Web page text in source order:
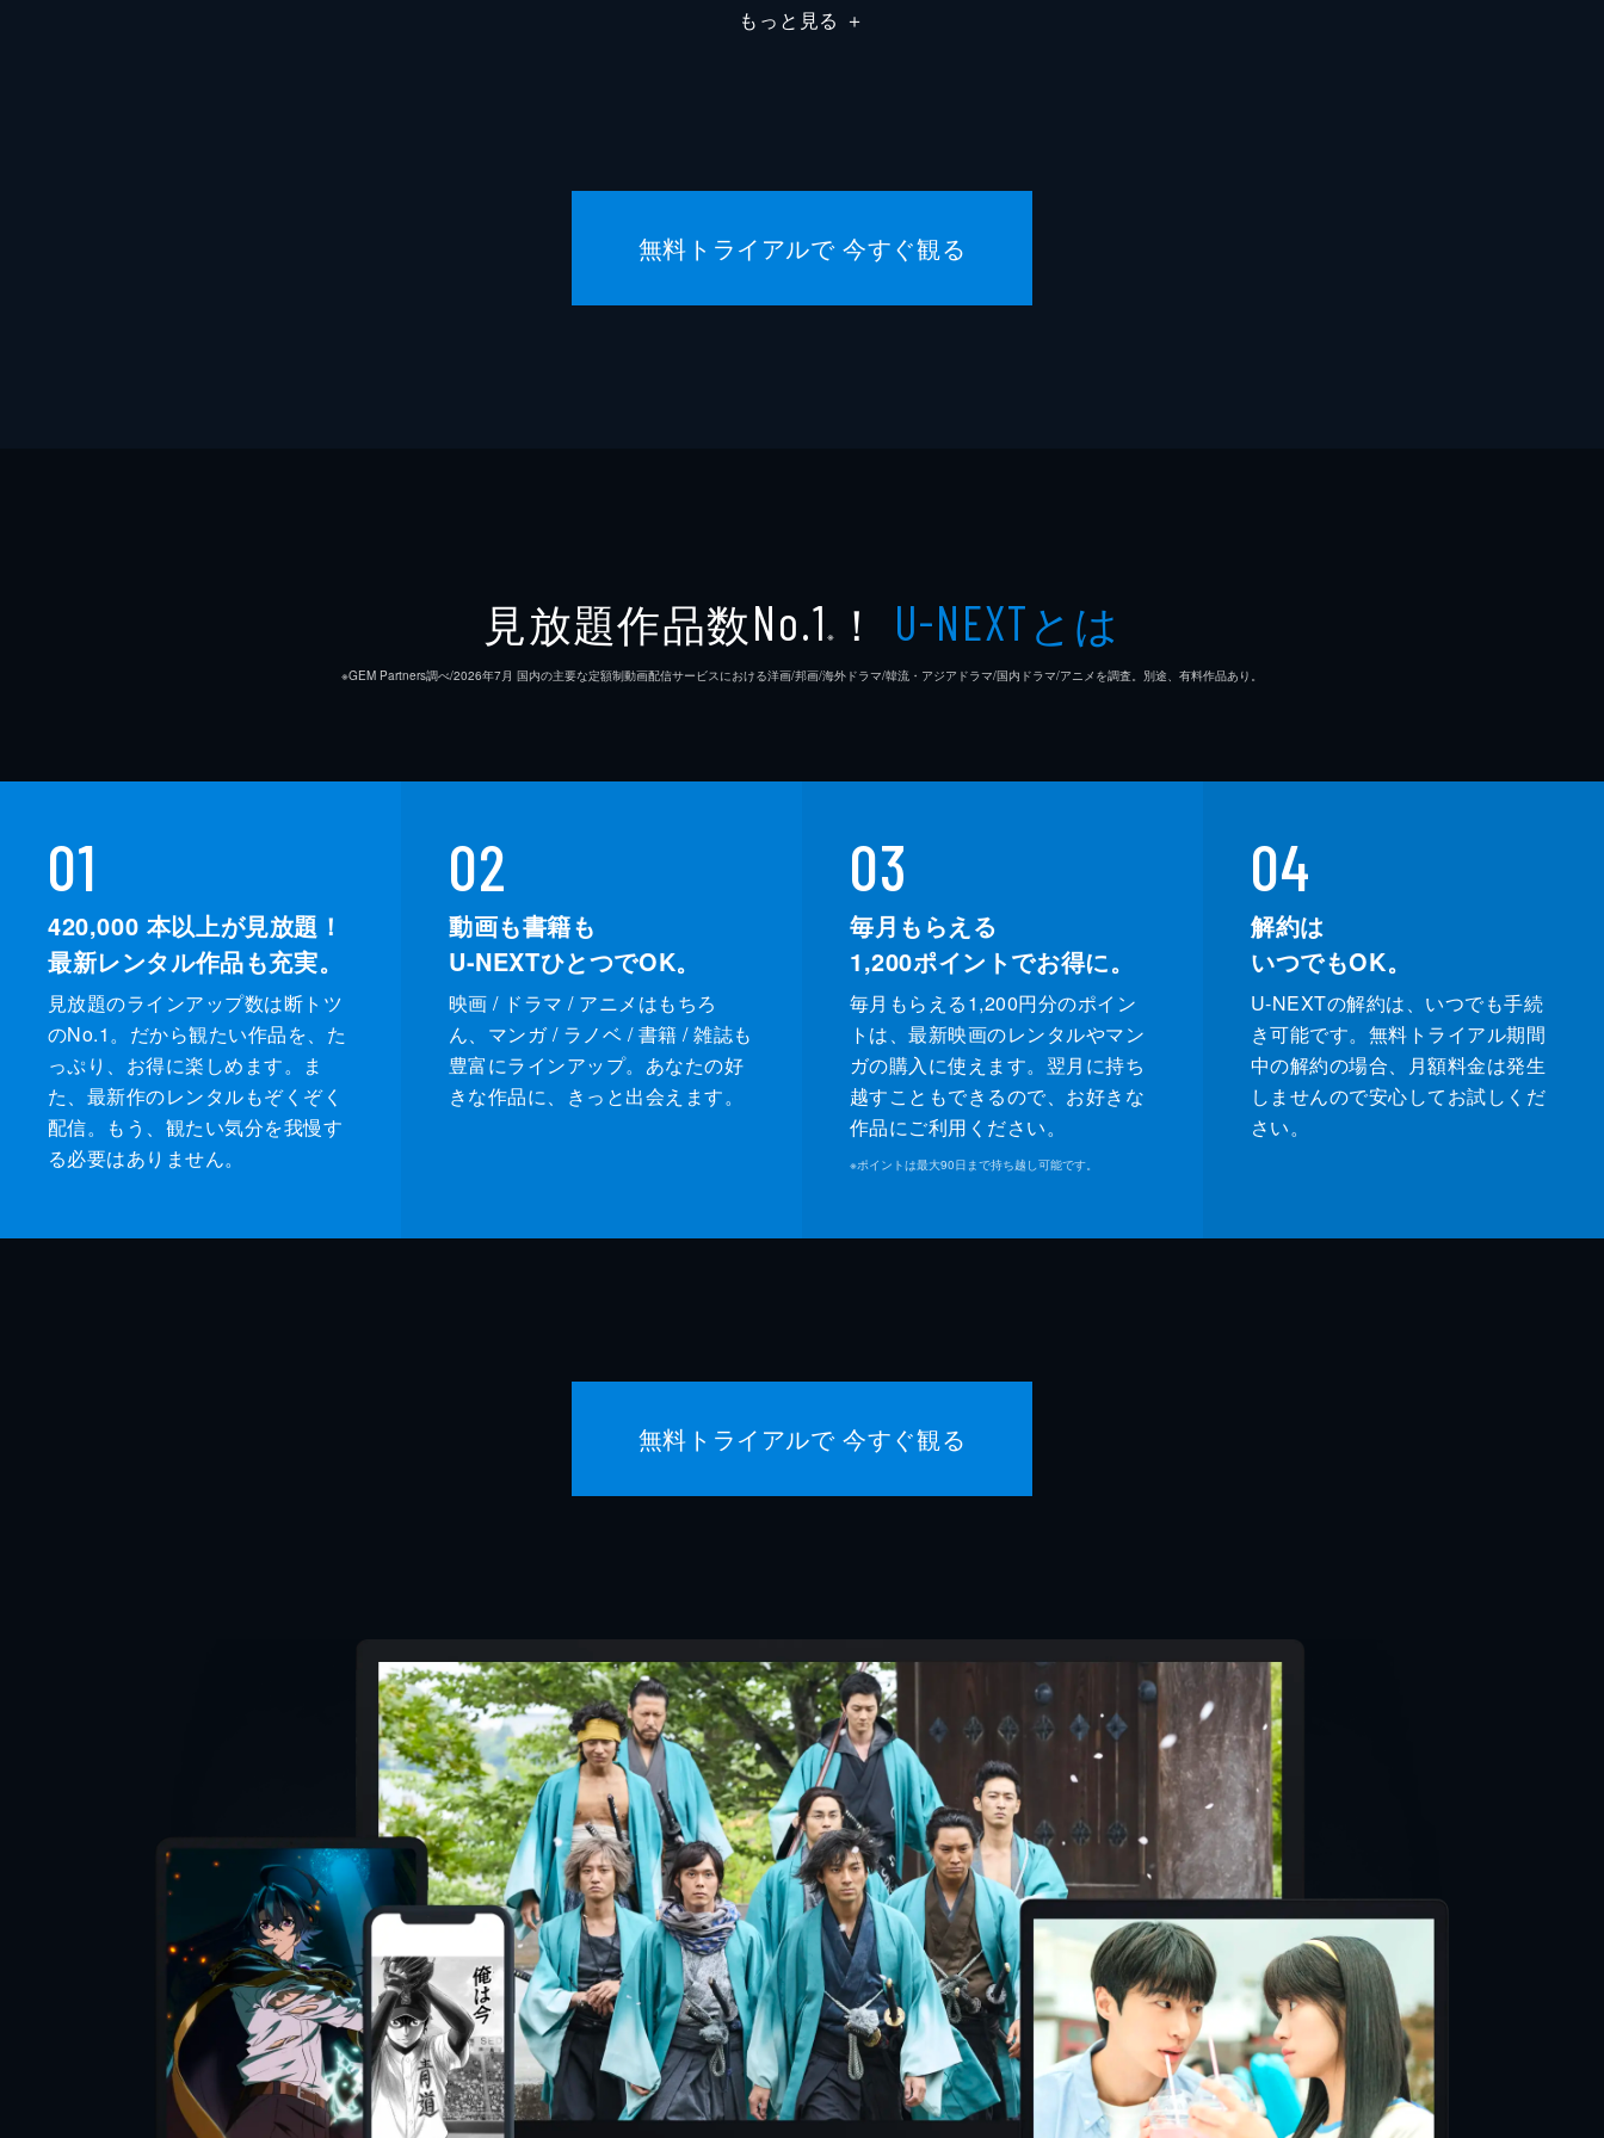
もっと見る ＋
無料トライアルで 今すぐ観る
見放題作品数No.1 ※ ！ U-NEXTとは
※GEM Partners調べ/2026年7⽉ 国内の主要な定額制動画配信サービスにおける洋画/邦画/海外ドラマ/韓流・アジアドラマ/国内ドラマ/アニメを調査。別途、有料作品あり。
01
420,000 本以上が見放題！
最新レンタル作品も充実。
見放題のラインアップ数は断トツ
のNo.1。だから観たい作品を、た
っぷり、お得に楽しめます。ま
た、最新作のレンタルもぞくぞく
配信。もう、観たい気分を我慢す
る必要はありません。
02
動画も書籍も
U-NEXTひとつでOK。
映画 / ドラマ / アニメはもちろ
ん、マンガ / ラノベ / 書籍 / 雑誌も
豊富にラインアップ。あなたの好
きな作品に、きっと出会えます。
03
毎月もらえる
1,200ポイントでお得に。
毎月もらえる1,200円分のポイン
トは、最新映画のレンタルやマン
ガの購入に使えます。翌月に持ち
越すこともできるので、お好きな
作品にご利用ください。
※ポイントは最大90日まで持ち越し可能です。
04
解約は
いつでもOK。
U-NEXTの解約は、いつでも手続
き可能です。無料トライアル期間
中の解約の場合、月額料金は発生
しませんので安心してお試しくだ
さい。
無料トライアルで 今すぐ観る